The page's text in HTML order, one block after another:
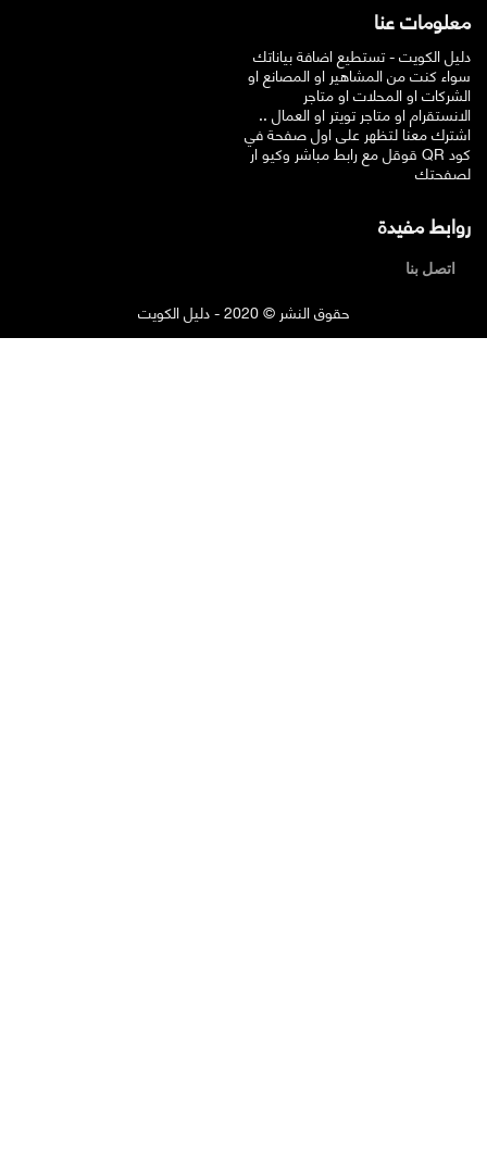
معلومات عنا
دليل الكويت - تستطيع اضافة بياناتك
سواء كنت من المشاهير او المصانع او
الشركات او المحلات او متاجر
الانستقرام او متاجر تويتر او العمال ..
اشترك معنا لتظهر على اول صفحة في
قوقل مع رابط مباشر وكيو ار QR كود
لصفحتك
روابط مفيدة
حقوق النشر © 2020 - دليل الكويت